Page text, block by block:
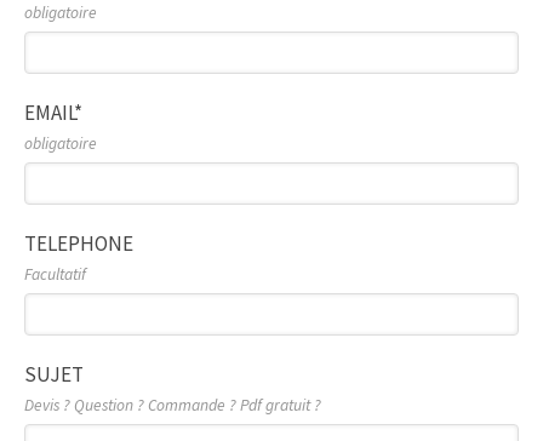
obligatoire
EMAIL*
obligatoire
TELEPHONE
Facultatif
SUJET
Devis ? Question ? Commande ? Pdf gratuit ?